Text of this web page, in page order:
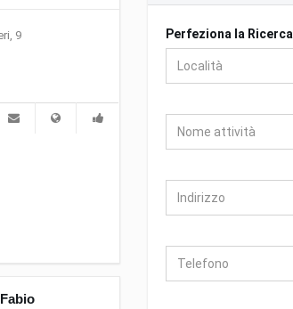
9
Perfeziona la Ricerca